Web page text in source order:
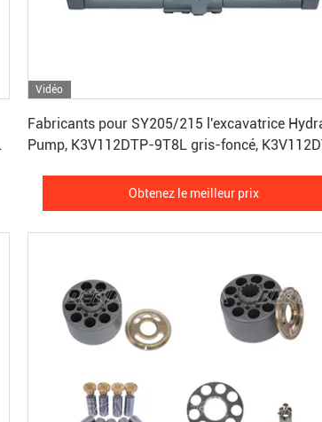
Vidéo
Fabricants pour SY205/215 l'excavatrice
Pump, K3V112DTP-9T8L gris-foncé,
Obtenez le meilleur prix